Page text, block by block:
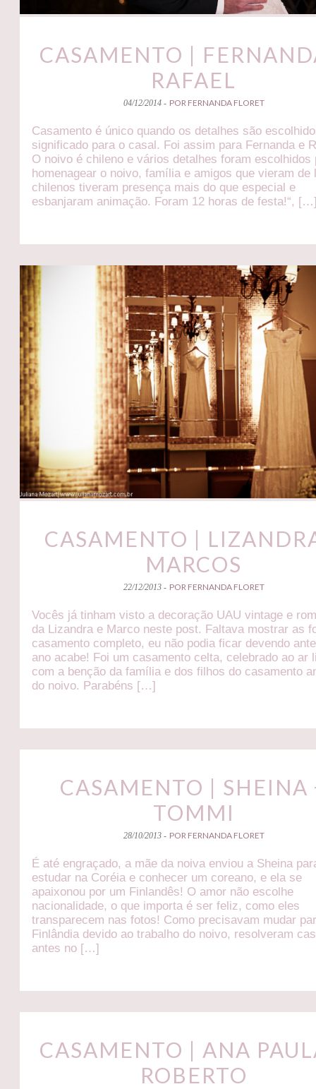
CASAMENTO |
RAFAEL
04/12/2014 - POR FERNANDA FLORET
Casamento é único quando os detalhes são
significado para o casal. Foi assim para Fernanda e
O noivo é chileno e vários detalhes foram escolhidos
homenagear o noivo, família e amigos que vieram de
chilenos tiveram presença mais do que especial e
esbanjaram animação. Foram 12 horas de festa!“,
CASAMENTO |
MARCOS
22/12/2013 - POR FERNANDA FLORET
Vocês já tinham visto a decoração UAU vintage e
da Lizandra e Marco neste post. Faltava mostrar as
casamento completo, eu não podia ficar devendo
ano acabe! Foi um casamento celta, celebrado ao ar
com a benção da família e dos filhos do casamento
do noivo. Parabéns […]
CASAMENTO | SHEINA
TOMMI
28/10/2013 - POR FERNANDA FLORET
É até engraçado, a mãe da noiva enviou a Sheina
estudar na Coréia e conhecer um coreano, e ela se
apaixonou por um Finlandês! O amor não escolhe
nacionalidade, o que importa é ser feliz, como eles
transparecem nas fotos! Como precisavam mudar
Finlândia devido ao trabalho do noivo, resolveram
antes no […]
CASAMENTO | ANA
ROBERTO